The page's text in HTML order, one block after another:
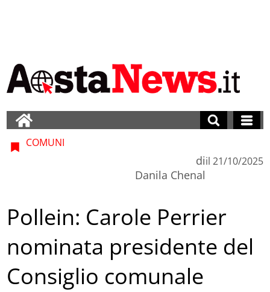
COMUNI
di
Danila Chenal
il 21/10/2025
Pollein: Carole Perrier
nominata presidente del
Consiglio comunale